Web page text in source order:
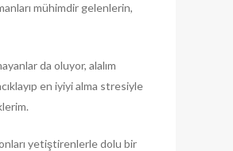
mühimdir gelenlerin,
da oluyor, alalım
en iyiyi alma stresiyle
yetiştirenlerle dolu bir